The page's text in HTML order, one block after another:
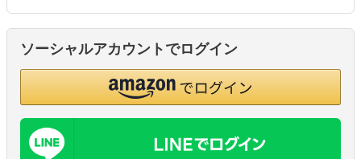
ソーシャルアカウントでログイン